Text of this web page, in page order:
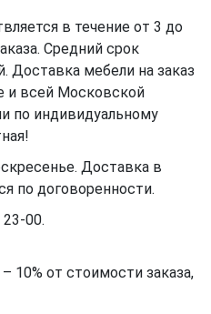
в течение от 3 до
Средний срок
Доставка мебели на заказ
и всей Московской
по индивидуальному
Доставка в
по договоренности.
00.
10% от стоимости заказа,